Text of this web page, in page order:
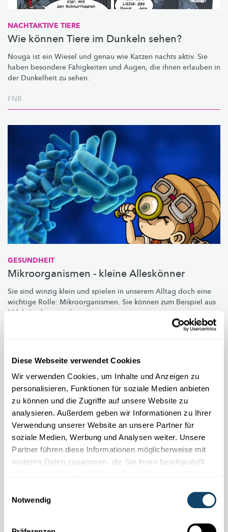
Diese Webseite verwendet Cookies
Wir verwenden Cookies, um Inhalte und Anzeigen zu
personalisieren, Funktionen für soziale Medien anbieten
zu können und die Zugriffe auf unsere Website zu
analysieren. Außerdem geben wir Informationen zu Ihrer
Verwendung unserer Website an unsere Partner für
soziale Medien, Werbung und Analysen weiter. Unsere
Partner führen diese Informationen möglicherweise mit
weiteren Daten zusammen, die Sie ihnen bereitgestellt
Notwendig
NACHTAKTIVE TIERE
Wie können Tiere im Dunkeln sehen?
Nouga ist ein Wiesel und genau wie Katzen nachts aktiv. Sie
haben besondere Fähigkeiten und Augen, die ihnen erlauben in
der Dunkelheit zu sehen.
FNR
GESUNDHEIT
Mikroorganismen - kleine Alleskönner
Sie sind winzig klein und spielen in unserem Alltag doch eine
wichtige Rolle: Mikroorganismen. Sie können zum Beispiel aus
Milch Joghurt machen.
WELTALL
Satelliten sind Erd-Begleiter im Weltall
Hunderte von Satelliten kreisen um die Erde. Aber wozu sind